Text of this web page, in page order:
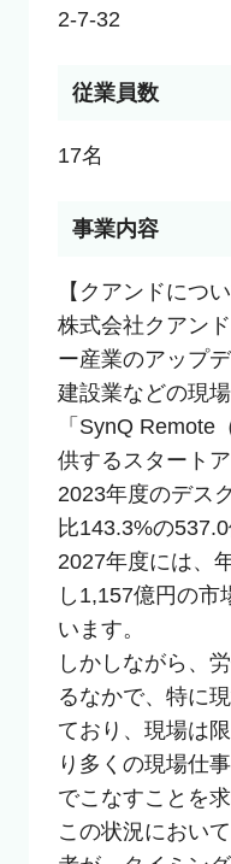
2-7-32
従業員数
17名
事業内容
【クアンドについ
株式会社クアン
ー産業のアップ
建設業などの現
「SynQ Remote
供するスタートア
2023年度のデス
比143.3%の
2027年度には、
し1,157億円の市
います。
しかしながら、
るなかで、特に
ており、現場は
り多くの現場仕
でこなすことを
この状況におい